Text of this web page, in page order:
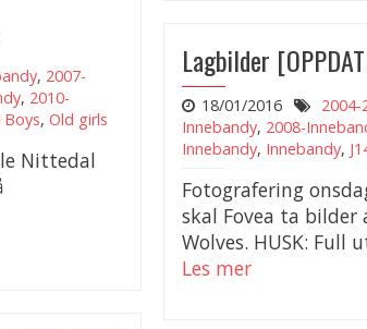
, 2007-
, 2010-
Boys, Old girls
Nittedal
Lagbilder
18/01/2016
Innebandy, 2008-
Innebandy, Innebandy,
Fotografering
skal Fovea ta
Wolves. HUSK: Full
Les mer